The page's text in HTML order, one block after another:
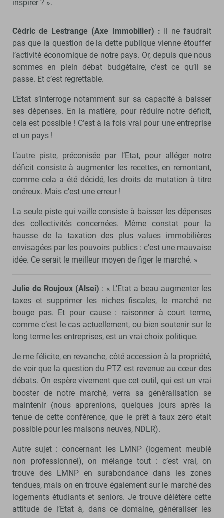
inspirer ? ».
Cédric de Lestrange (Axe Immobilier) : Il ne faudrait
pas que la question de la dette publique vienne étouffer
l’activité économique de notre pays. Or, depuis que nous
sommes en plein débat budgétaire, c’est ce qu’il se
passe. Et c’est regrettable.
L’Etat s’interroge notamment sur sa capacité à baisser
ses dépenses. En la matière, pour réduire notre déficit,
cela est possible ! C’est à la fois vrai pour une entreprise
et un pays !
L’autre piste, préconisée par l’Etat, pour alléger notre
déficit consiste à augmenter les recettes, en remontant,
comme cela a été décidé, les droits de mutation à titre
onéreux. Mais c’est une erreur !
La seule piste qui vaille consiste à baisser les dépenses
des collectivités concernées. Même constat pour la
hausse de la taxation des plus values immobilières
envisagées par les pouvoirs publics : c’est une mauvaise
idée. Ce serait le meilleur moyen de figer le marché. »
Julie de Roujoux (Alsei) : « L’Etat a beau augmenter les
taxes et supprimer les niches fiscales, le marché ne
bouge pas. Et pour cause : raisonner à court terme,
comme c’est le cas actuellement, ou bien soutenir sur le
long terme les entreprises, est un vrai choix politique.
Je me félicite, en revanche, côté accession à la propriété,
de voir que la question du PTZ est revenue au cœur des
débats. On espère vivement que cet outil, qui est un vrai
booster de notre marché, verra sa généralisation se
maintenir (nous apprenions, quelques jours après la
tenue de cette conférence, que le prêt à taux zéro était
possible pour les maisons neuves, NDLR).
Autre sujet : concernant les LMNP (logement meublé
non professionnel), on mélange tout : c’est vrai, on
trouve des LMNP en surabondance dans les zones
tendues, mais on en trouve également sur le marché des
logements étudiants et seniors. Je trouve délétère cette
attitude de l’Etat à, dans ce domaine, généraliser les